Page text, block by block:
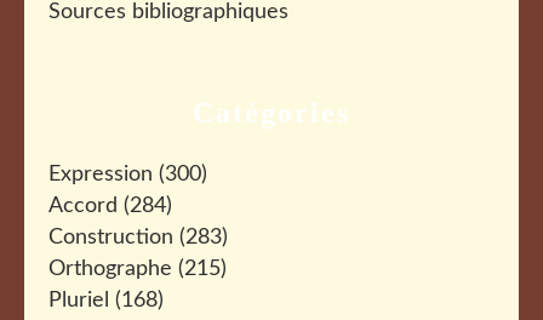
Catégories
Expression (300)
Accord (284)
Construction (283)
Orthographe (215)
Pluriel (168)
Sources bibliographiques